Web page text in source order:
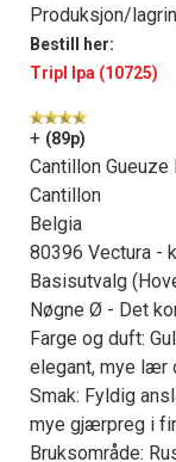
Produksjon/
Bestill her:
Tripl Ipa (10725)
+ (89p)
Cantillon Gueuze
Cantillon
Belgia
80396 Vectura -
Basisutvalg
Nøgne Ø - Det
Farge og duft:
elegant, mye lær
Smak: Fyldig
mye gjærpreg i
Bruksområde: